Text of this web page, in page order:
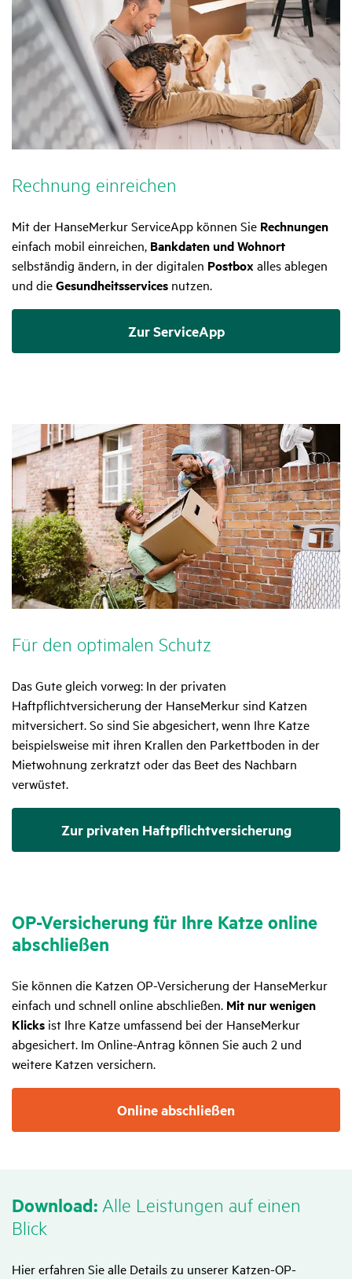
Rech­nung einrei­chen
Mit der HanseMerkur ServiceApp können Sie Rechnungen
einfach mobil einreichen, Bankdaten und Wohnort
selbständig ändern, in der digitalen Postboxalles ablegen
und dieGesundheitsservices nutzen.
Zur ServiceApp
Für den opti­malen Schutz
Das Gute gleich vorweg: In der privaten
Haftpflichtversicherung der HanseMerkur sind Katzen
mitversichert. So sind Sie abgesichert, wenn Ihre Katze
beispielsweise mit ihren Krallen den Parkettboden in der
Mietwohnung zerkratzt oder das Beet des Nachbarn
verwüstet.
Zur privaten Haftpflichtversicherung
OP-Versi­che­rung für Ihre Katze online
abschließen
Sie können die Katzen OP-Versicherung der HanseMerkur
einfach und schnell online abschließen. Mit nur wenigen
Klicks ist Ihre Katze umfassend bei der HanseMerkur
abgesichert. Im Online-Antrag können Sie auch 2 und
weitere Katzen versichern.
Online abschließen
Down­load: Alle Leis­tungen auf einen
Blick
Hier erfahren Sie alle Details zu unserer Katzen-OP-